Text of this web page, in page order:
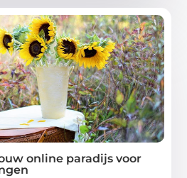
online paradijs voor